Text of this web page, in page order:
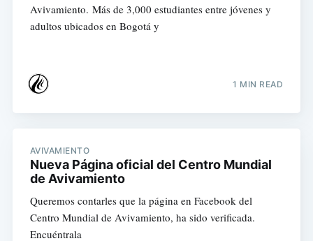
Avivamiento. Más de 3,000 estudiantes entre jóvenes y
adultos ubicados en Bogotá y
1 MIN READ
AVIVAMIENTO
Nueva Página oficial del Centro Mundial
de Avivamiento
Queremos contarles que la página en Facebook del
Centro Mundial de Avivamiento, ha sido verificada.
Encuéntrala